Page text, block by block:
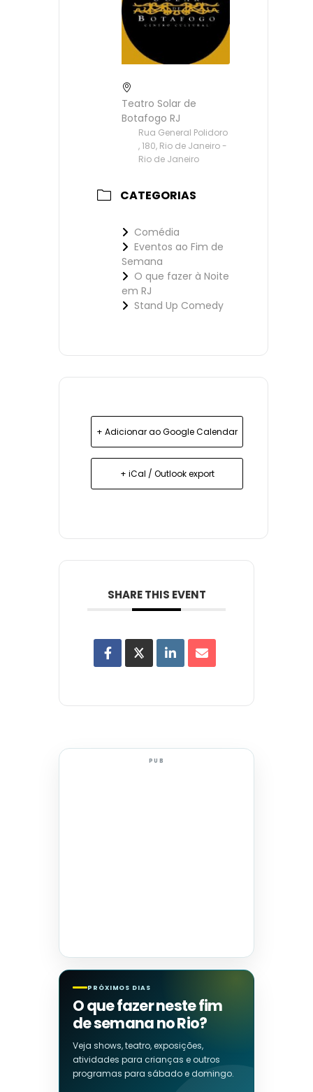
Teatro Solar de
Botafogo RJ
Rua General Polidoro
, 180, Rio de Janeiro -
Rio de Janeiro
CATEGORIAS
Comédia
Eventos ao Fim de
Semana
O que fazer à Noite
em RJ
Stand Up Comedy
+ Adicionar ao Google Calendar
+ iCal / Outlook export
SHARE THIS EVENT
PUB
PRÓXIMOS DIAS
O que fazer neste fim
de semana no Rio?
Veja shows, teatro, exposições,
atividades para crianças e outros
programas para sábado e domingo.